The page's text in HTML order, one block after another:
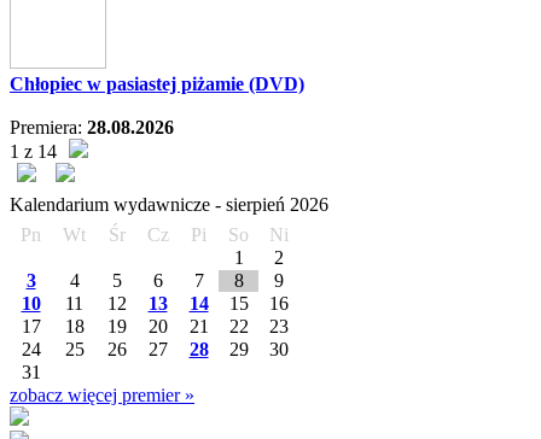
Chłopiec w pasiastej piżamie (DVD)
Premiera: 28.08.2026
1 z 14
Kalendarium wydawnicze - sierpień 2026
Pn
Wt Śr Cz Pi So
Ni
1
2
3
4 5 6 7 8
9
10
11 12 13 14 15
16
17
18 19 20 21 22
23
24
25 26 27 28 29
30
31
zobacz więcej premier »